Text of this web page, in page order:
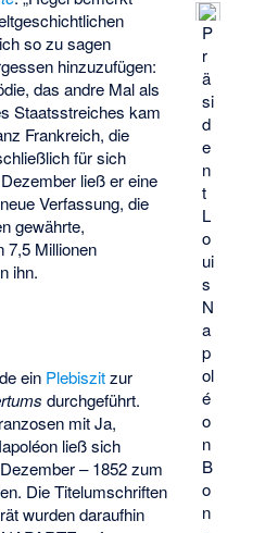
P
r
ä
si
d
e
n
t
L
o
ui
s
N
a
p
ol
é
o
n
B
o
n
so zu sagen
hinzuzufügen:
das andre Mal als
Staatsstreiches kam
Frankreich, die
für sich
ließ er eine
Verfassung, die
gewährte,
7,5 Millionen
ihn.
ein Plebiszitzur
durchgeführt.
mit Ja,
ließ sich
– 1852 zum
Die Titelumschriften
wurden daraufhin